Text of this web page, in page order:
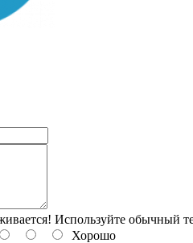
Используйте обычный
Хорошо